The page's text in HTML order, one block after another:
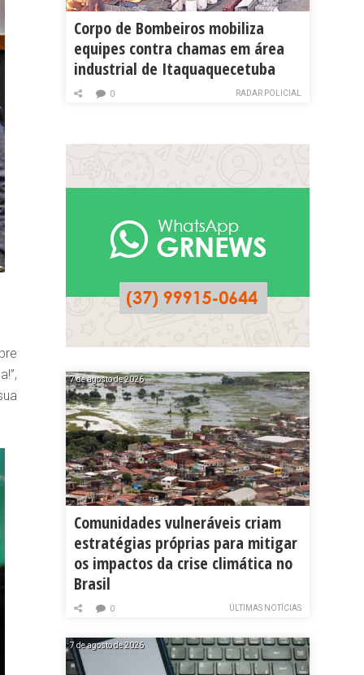
Corpo de Bombeiros mobiliza
equipes contra chamas em área
industrial de Itaquaquecetuba
RADAR POLICIAL
0
7 de agosto de 2026
Comunidades vulneráveis criam
estratégias próprias para mitigar
os impactos da crise climática no
Brasil
ÚLTIMAS NOTÍCIAS
0
7 de agosto de 2026